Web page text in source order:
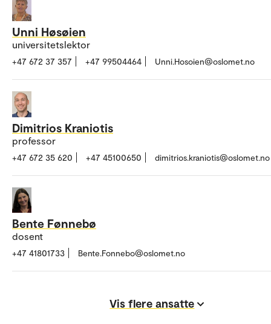
Unni Høsøien
universitetslektor
+47 672 37 357 +47 99504464 Unni.Hosoien@oslomet.no
Dimitrios Kraniotis
professor
+47 672 35 620 +47 45100650 dimitrios.kraniotis@oslomet.no
Bente Fønnebø
dosent
+47 41801733 Bente.Fonnebo@oslomet.no
Vis flere ansatte